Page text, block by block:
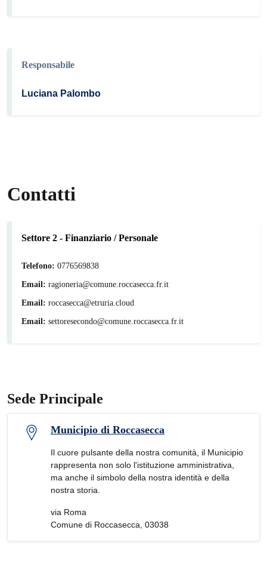
Responsabile
Luciana Palombo
Contatti
Settore 2 - Finanziario / Personale
Telefono: 0776569838
Email: ragioneria@comune.roccasecca.fr.it
Email: roccasecca@etruria.cloud
Email: settoresecondo@comune.roccasecca.fr.it
Sede Principale
Municipio di Roccasecca
Il cuore pulsante della nostra comunità, il Municipio
rappresenta non solo l'istituzione amministrativa,
ma anche il simbolo della nostra identità e della
nostra storia.
via Roma
Comune di Roccasecca, 03038